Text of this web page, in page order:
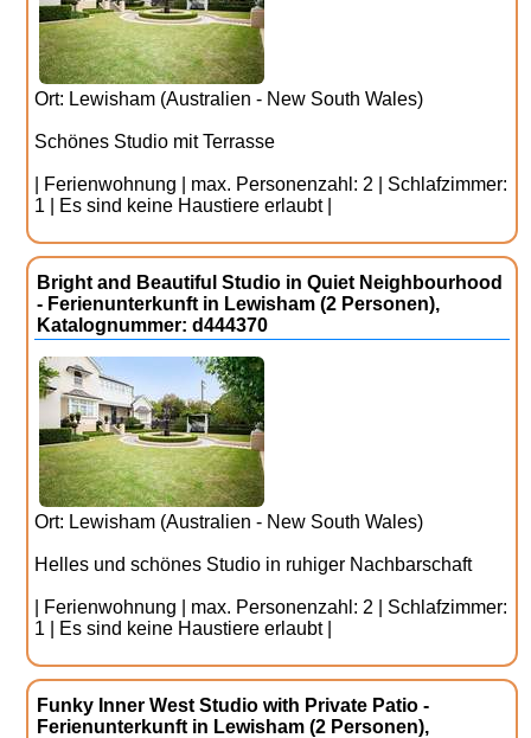
Ort: Lewisham (Australien - New South Wales)
Schönes Studio mit Terrasse
| Ferienwohnung | max. Personenzahl: 2 | Schlafzimmer:
1 | Es sind keine Haustiere erlaubt |
Bright and Beautiful Studio in Quiet Neighbourhood
- Ferienunterkunft in Lewisham (2 Personen),
Katalognummer: d444370
Ort: Lewisham (Australien - New South Wales)
Helles und schönes Studio in ruhiger Nachbarschaft
| Ferienwohnung | max. Personenzahl: 2 | Schlafzimmer:
1 | Es sind keine Haustiere erlaubt |
Funky Inner West Studio with Private Patio -
Ferienunterkunft in Lewisham (2 Personen),